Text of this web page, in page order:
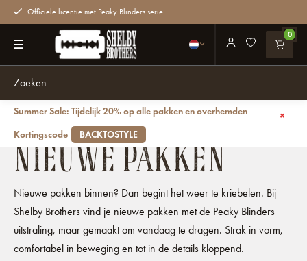
Officiële licentie met Peaky Blinders serie
0
Summer Sale: Tijdelijk 20% op alle pakken en overhemden
Kortingscode
BACKTOSTYLE
Pakken Nieuw
NIEUWE PAKKEN
Nieuwe pakken binnen? Dan begint het weer te kriebelen. Bij
Shelby Brothers vind je nieuwe pakken met de Peaky Blinders
uitstraling, maar gemaakt om vandaag te dragen. Strak in vorm,
comfortabel in beweging en tot in de details kloppend.